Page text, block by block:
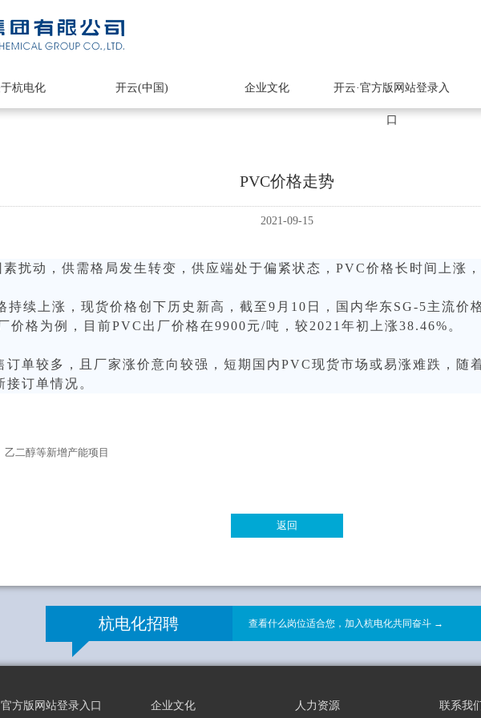
杭电化 开云(中国) 企业文化 开云·官方版网站登录入
口
PVC价格走势
2021-09-15
扰动，供需格局发生转变，供应端处于偏紧状态，PVC价格长时间上涨
持续上涨，现货价格创下历史新高，截至9月10日，国内华东SG-5主流价
价格为例，目前PVC出厂价格在9900元/吨，较2021年初上涨38.46%。
单较多，且厂家涨价意向较强，短期国内PVC现货市场或易涨难跌，随
订单情况。
乙二醇等新增产能项目
返回
杭电化招聘 查看什么岗位适合您，加入杭电化共同奋斗 →
方版网站登录入口 企业文化 人力资源 联系我